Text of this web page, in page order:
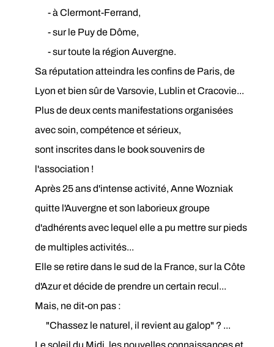
- à Clermont-Ferrand,
- sur le Puy de Dôme,
- sur toute la région Auvergne.
Sa réputation atteindra les confins de Paris, de
Lyon et bien sûr de Varsovie, Lublin et Cracovie...
Plus de deux cents manifestations organisées
avec soin, compétence et sérieux,
sont inscrites dans le book souvenirs de
l'association !
Après 25 ans d'intense activité, Anne Wozniak
quitte l'Auvergne et son laborieux groupe
d'adhérents avec lequel elle a pu mettre sur pieds
de multiples activités...
Elle se retire dans le sud de la France, sur la Côte
d'Azur et décide de prendre un certain recul...
Mais, ne dit-on pas :
"Chassez le naturel, il revient au galop" ? ...
Le soleil du Midi, les nouvelles connaissances et